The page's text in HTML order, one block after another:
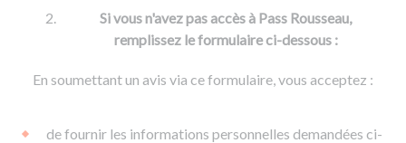
Si vous n'avez pas accès à Pass Rousseau,
remplissez le formulaire ci-dessous :
En soumettant un avis via ce formulaire, vous acceptez :
de fournir les informations personnelles demandées ci-